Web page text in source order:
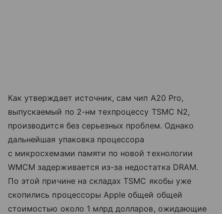
Как утверждает источник, сам чип A20 Pro,
выпускаемый по 2-нм техпроцессу TSMC N2,
производится без серьезных проблем. Однако
дальнейшая упаковка процессора
с микросхемами памяти по новой технологии
WMCM задерживается из-за недостатка DRAM.
По этой причине на складах TSMC якобы уже
скопились процессоры Apple общей общей
стоимостью около 1 млрд долларов, ожидающие